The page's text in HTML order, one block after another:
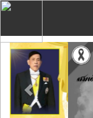
Previous